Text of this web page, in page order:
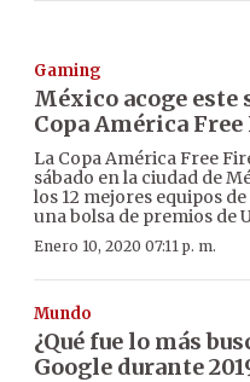
Gaming
México acoge este
Copa América Free
La Copa América Free
sábado en la ciudad de
los 12 mejores equipos
una bolsa de premios de
Enero 10, 2020 07:11 p. m.
Mundo
¿Qué fue lo más
Google durante